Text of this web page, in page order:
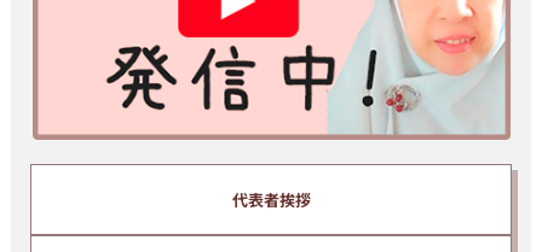
※ ご入力いただいたメールアドレスは、当スクール代表、清水純子
のメールマガジンに自動的に登録されます。
メールマガジンでは、インドネシア語の上達に関わる有益な情報等
を無料で提供しています。
配信解除はいつでもご自身で簡単に行うことができます。
代表者挨拶